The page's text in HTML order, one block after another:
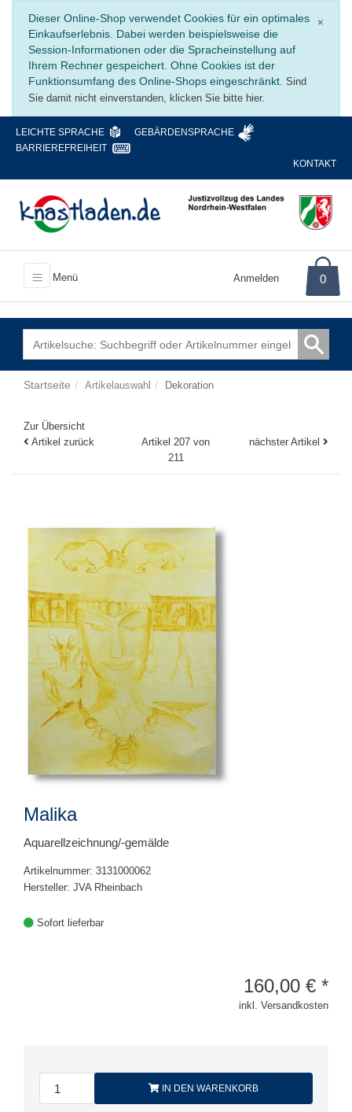
×
Dieser Online-Shop verwendet Cookies für ein optimales
Einkaufserlebnis. Dabei werden beispielsweise die
Session-Informationen oder die Spracheinstellung auf
Ihrem Rechner gespeichert. Ohne Cookies ist der
Funktionsumfang des Online-Shops eingeschränkt. Sind
Sie damit nicht einverstanden, klicken Sie bitte hier.
LEICHTE SPRACHE
GEBÄRDENSPRACHE
BARRIEREFREIHEIT
KONTAKT
Menü Anmelden 0
Startseite Artikelauswahl Dekoration
Zur Übersicht
Artikel zurück
Artikel 207 von
211
nächster Artikel
Malika
Aquarellzeichnung/-gemälde
Artikelnummer: 3131000062
Hersteller: JVA Rheinbach
Sofort lieferbar
160,00 € *
inkl. Versandkosten
IN DEN WARENKORB